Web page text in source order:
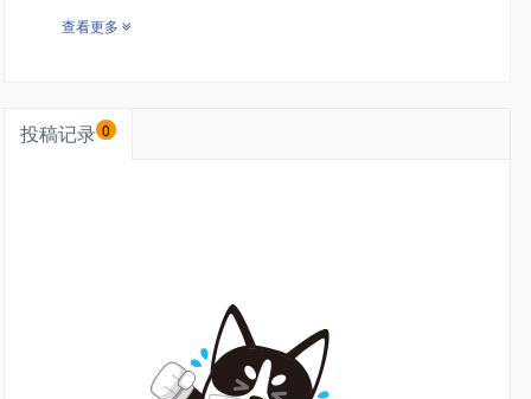
查看更多
投稿记录 0